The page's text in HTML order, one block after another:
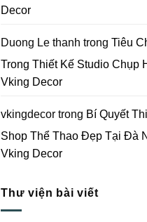
Decor
Duong Le thanh trong Tiêu
Trong Thiết Kế Studio Chụp
Vking Decor
vkingdecor trong Bí Quyết
Shop Thể Thao Đẹp Tại Đà
Vking Decor
Thư viện bài viết